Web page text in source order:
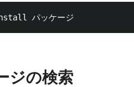
ジの検索